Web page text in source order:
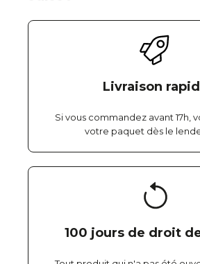
Livraison
Si vous commandez avant 17h,
votre paquet dès le
100 jours de droit